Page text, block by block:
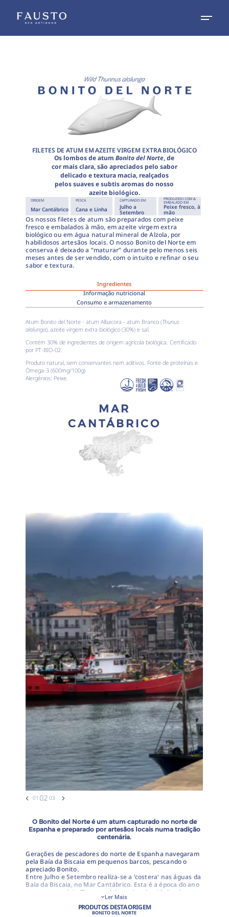
FILETES DE ATUM EM AZEITE VIRGEM EXTRA BIOLÓGICO
Os lombos de atumBonito del Norte, de
cor mais clara, são apreciados pelo sabor
delicado e textura macia, realçados
pelos suaves e subtis aromas do nosso
azeite biológico.
ORIGEM PESCA CAPTURADO EM PRODUZIDO COM &
EMBALADO EM
Mar Cantábrico Cana e Linha Julho a
Setembro
Peixe fresco, à
mão
Os nossos filetes de atum são preparados com peixe
fresco e embalados à mão, em azeite virgem extra
biológico ou em água natural mineral de Alzola, por
habilidosos artesãos locais. O nosso Bonito del Norte em
conserva é deixado a “maturar” durante pelo menos seis
meses antes de ser vendido, com o intuito e refinar o seu
sabor e textura.
Ingredientes
Informação nutricional
Consumo e armazenamento
Atum Bonito del Norte - atum Albacora - atum Branco (Thunus
alalunga), azeite virgem extra biológico (30%) e sal.
Contém 30% de ingredientes de origem agrícola biológica. Certificado
por PT-BIO-02.
Produto natural, sem conservantes nem aditivos. Fonte de proteínas e
Ómega-3 (600mg/100g)
Alergénios: Peixe.
MAR
CANTÁBRICO
O Bonito del Norte é um atum capturado no norte de
Espanha e preparado por artesãos locais numa tradição
centenária.
Gerações de pescadores do norte de Espanha navegaram
pela Baía da Biscaia em pequenos barcos, pescando o
apreciado Bonito.
Entre Julho e Setembro realiza-se a 'costera' nas águas da
Baía da Biscaia, no Mar Cantábrico. Esta é a época do ano
em que a espécie Thunnus alalunga
(conhecida localmente
como Bonito del Norte) é pescada no norte de Espanha,
constituindo a matéria-prima de um dos produtos
enlatados mais apreciados de Espanha.
Ler Mais
PRODUTOS DESTA ORIGEM
BONITO DEL NORTE